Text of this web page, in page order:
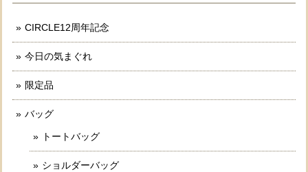
CIRCLE12周年記念
今日の気まぐれ
限定品
バッグ
トートバッグ
ショルダーバッグ